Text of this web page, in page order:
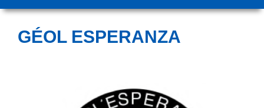
GÉOL ESPERANZA